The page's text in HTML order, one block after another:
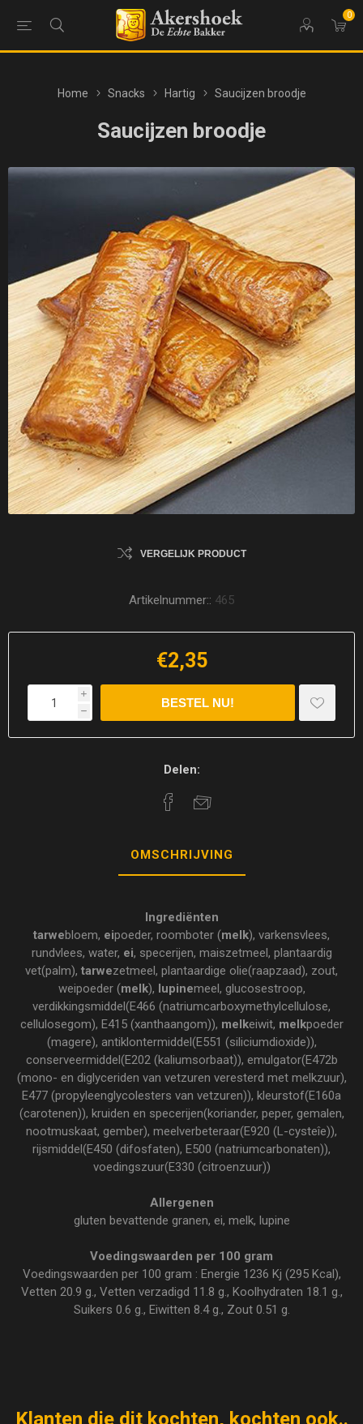
0
Home Snacks Hartig Saucijzen broodje
Saucijzen broodje
VERGELIJK PRODUCT
Artikelnummer:: 465
€2,35
i
h
Delen:
OMSCHRIJVING
Ingrediënten
tarwebloem, eipoeder, roomboter (melk), varkensvlees,
rundvlees, water, ei, specerijen, maiszetmeel, plantaardig
vet(palm), tarwezetmeel, plantaardige olie(raapzaad), zout,
weipoeder (melk), lupinemeel, glucosestroop,
verdikkingsmiddel(E466 (natriumcarboxymethylcellulose,
cellulosegom), E415 (xanthaangom)), melkeiwit, melkpoeder
(magere), antiklontermiddel(E551 (siliciumdioxide)),
conserveermiddel(E202 (kaliumsorbaat)), emulgator(E472b
(mono- en diglyceriden van vetzuren veresterd met melkzuur),
E477 (propyleenglycolesters van vetzuren)), kleurstof(E160a
(carotenen)), kruiden en specerijen(koriander, peper, gemalen,
nootmuskaat, gember), meelverbeteraar(E920 (L-cysteîe)),
rijsmiddel(E450 (difosfaten), E500 (natriumcarbonaten)),
voedingszuur(E330 (citroenzuur))
Allergenen
gluten bevattende granen, ei, melk, lupine
Voedingswaarden per 100 gram
Voedingswaarden per 100 gram : Energie 1236 Kj (295 Kcal),
Vetten 20.9 g., Vetten verzadigd 11.8 g., Koolhydraten 18.1 g.,
Suikers 0.6 g., Eiwitten 8.4 g., Zout 0.51 g.
Klanten die dit kochten, kochten ook..